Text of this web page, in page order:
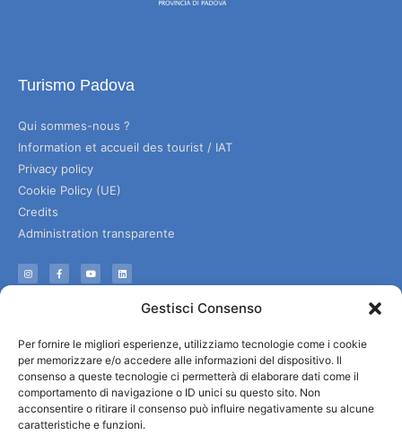
Gestisci Consenso
Per fornire le migliori esperienze, utilizziamo tecnologie come i cookie
per memorizzare e/o accedere alle informazioni del dispositivo. Il
consenso a queste tecnologie ci permetterà di elaborare dati come il
comportamento di navigazione o ID unici su questo sito. Non
acconsentire o ritirare il consenso può influire negativamente su alcune
caratteristiche e funzioni.
Turismo Padova
Qui sommes-nous ?
Information et accueil des tourist / IAT
Privacy policy
Cookie Policy (UE)
Credits
Administration transparente
Services utiles
Télécharger les brochures